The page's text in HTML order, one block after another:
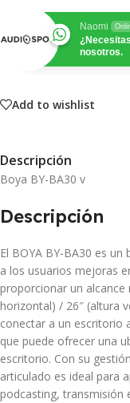
Naomi
nosotros.
Add to wishlist
Descripción
Boya BY-BA30 v
Descripción
El BOYA BY-BA30 es
a los usuarios mejoras
proporcionar un alcance
horizontal) / 26″ (altura
conectar a un escritorio
que puede ofrecer una
escritorio. Con su
articulado es ideal para
podcasting, transmisión